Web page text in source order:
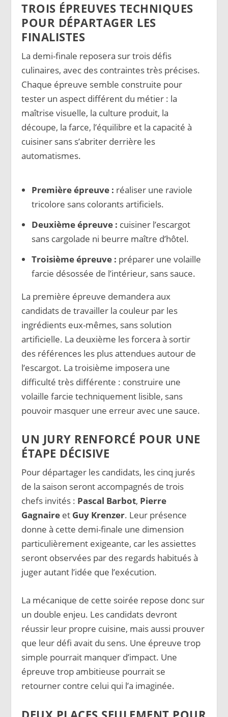
TROIS ÉPREUVES TECHNIQUES
POUR DÉPARTAGER LES
FINALISTES
La demi-finale reposera sur trois défis
culinaires, avec des contraintes très précises.
Chaque épreuve semble construite pour
tester un aspect différent du métier : la
maîtrise visuelle, la culture produit, la
découpe, la farce, l’équilibre et la capacité à
cuisiner sans s’abriter derrière les
automatismes.
Première épreuve : réaliser une raviole
tricolore sans colorants artificiels.
Deuxième épreuve : cuisiner l’escargot
sans cargolade ni beurre maître d’hôtel.
Troisième épreuve : préparer une volaille
farcie désossée de l’intérieur, sans sauce.
La première épreuve demandera aux
candidats de travailler la couleur par les
ingrédients eux-mêmes, sans solution
artificielle. La deuxième les forcera à sortir
des références les plus attendues autour de
l’escargot. La troisième imposera une
difficulté très différente : construire une
volaille farcie techniquement lisible, sans
pouvoir masquer une erreur avec une sauce.
UN JURY RENFORCÉ POUR UNE
ÉTAPE DÉCISIVE
Pour départager les candidats, les cinq jurés
de la saison seront accompagnés de trois
chefs invités : Pascal Barbot, Pierre
Gagnaire et Guy Krenzer. Leur présence
donne à cette demi-finale une dimension
particulièrement exigeante, car les assiettes
seront observées par des regards habitués à
juger autant l’idée que l’exécution.
La mécanique de cette soirée repose donc sur
un double enjeu. Les candidats devront
réussir leur propre cuisine, mais aussi prouver
que leur défi avait du sens. Une épreuve trop
simple pourrait manquer d’impact. Une
épreuve trop ambitieuse pourrait se
retourner contre celui qui l’a imaginée.